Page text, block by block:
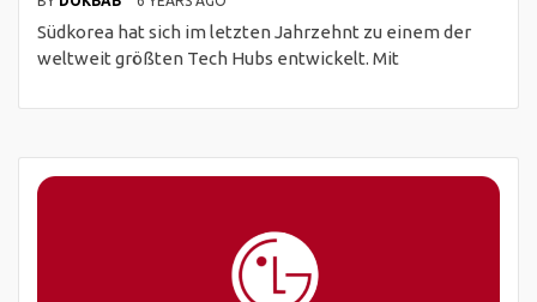
Südkorea hat sich im letzten Jahrzehnt zu einem der
weltweit größten Tech Hubs entwickelt. Mit